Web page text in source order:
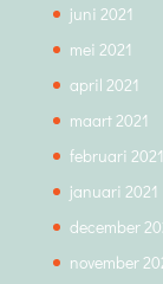
juni 2021
mei 2021
april 2021
maart 2021
februari 2021
januari 2021
december
november